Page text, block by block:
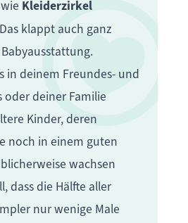
Kleiderzirkel
klappt auch ganz
in deinem Freundes- und
oder deiner Familie
Kinder, deren
noch in einem guten
wachsen
dass die Hälfte aller
nur wenige Male